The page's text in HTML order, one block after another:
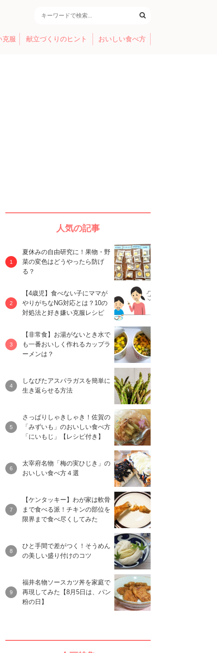
克服 献立づくりのヒント おいしい食べ方
人気の記事
夏休みの自由研究に！果物・野
菜の変色はどうやったら防げ
る？
【4歳児】食べない子にママが
やりがちなNG対応とは？10の
対処法と好き嫌い克服レシピ
【非常食】お湯がないとき水で
も一番おいしく作れるカップラ
ーメンは？
しなびたアスパラガスを簡単に
生き返らせる方法
さっぱりしゃきしゃき！佐賀の
「みずいも」のおいしい食べ方
「にいもじ」【レシピ付き】
太宰府名物「梅の実ひじき」の
おいしい食べ方４選
【ケンタッキー】わが家は軟骨
まで食べる派！チキンの部位を
限界まで食べ尽くしてみた
ひと手間で差がつく！そうめん
の美しい盛り付けのコツ
福井名物ソースカツ丼を家庭で
再現してみた【8月5日は、パン
粉の日】